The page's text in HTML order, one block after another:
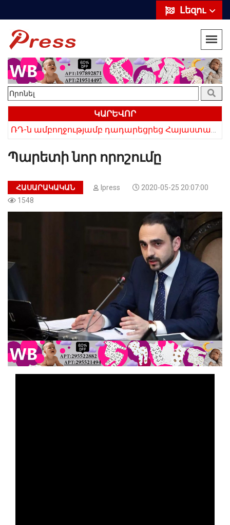
Լեզու
ԿԱՐԵՎՈՐ
Պարետի նոր որոշումը
ՀԱՍԱՐԱԿԱԿԱՆ Ipress
2020-05-25 20:07:00
1548